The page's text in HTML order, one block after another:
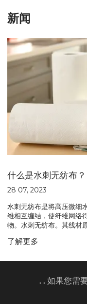
新闻
什么是水刺无纺布？
28 07, 2023
水刺无纺布是将高压微细
维相互缠结，使纤维网络
物。水刺无纺布。其线材
维、海藻纤维等。
了解更多
. . 如果您需